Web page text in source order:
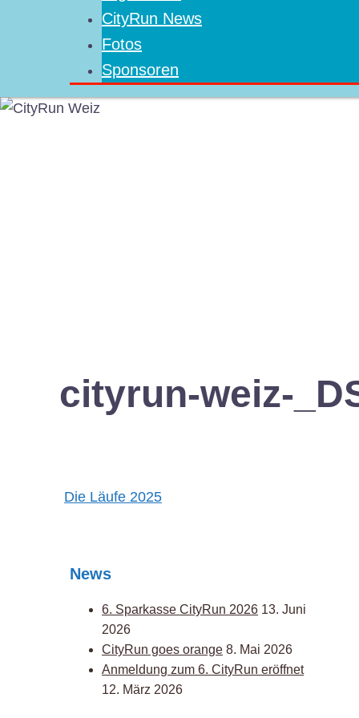
CityRun News
Fotos
Sponsoren
cityrun-weiz-
Post
Die Läufe 2025
News
6. Sparkasse CityRun 2026 13. Juni
2026
CityRun goes orange 8. Mai 2026
Anmeldung zum 6. CityRun eröffnet
12. März 2026